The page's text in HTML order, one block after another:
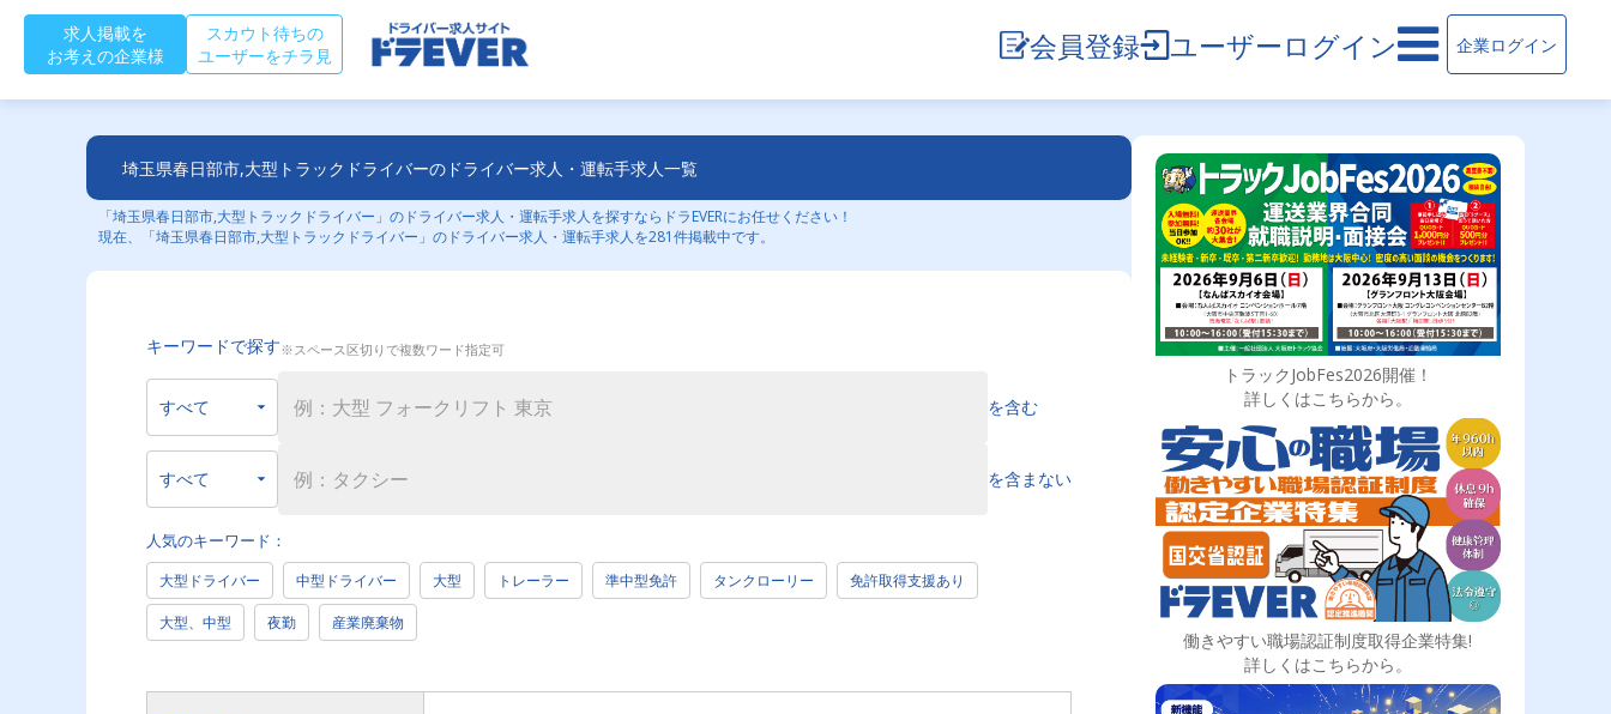
求人掲載を
お考えの企業様
スカウト待ちの
ユーザーをチラ見
会員登録 ユーザーログイン 企業ログイン
埼玉県春日部市,大型トラックドライバーのドライバー求人・運転手求人一覧
「埼玉県春日部市,大型トラックドライバー」のドライバー求人・運転手求人を探すならドラEVERにお任せください！
現在、「埼玉県春日部市,大型トラックドライバー」のドライバー求人・運転手求人を281件掲載中です。
キーワードで探す※スペース区切りで複数ワード指定可
を含む
を含まない
人気のキーワード：
大型ドライバー 中型ドライバー 大型 トレーラー 準中型免許 タンクローリー 免許取得支援あり
大型、中型 夜勤 産業廃棄物
トラックJobFes2026開催！
詳しくはこちらから。
働きやすい職場認証制度取得企業特集!
詳しくはこちらから。